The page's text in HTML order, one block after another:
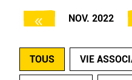
NOV. 2022
TOUS VIE